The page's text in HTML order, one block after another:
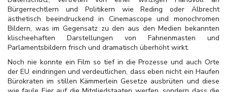
Bürgerrechtlern und Politikern wie Reding oder Albrecht
ästhetisch beeindruckend in Cinemascope und monochromen
Bildern, was im Gegensatz zu den aus den Medien bekannten
klischeehaften Darstellungen von Fahnenmasten und
Parlamentsbildern frisch und dramatisch überhöht wirkt.
Noch nie konnte ein Film so tief in die Prozesse und auch Orte
der EU eindringen und verdeutlichen, dass eben nicht ein Haufen
Bürokraten im stillen Kämmerlein Gesetze ausbrüten und diese